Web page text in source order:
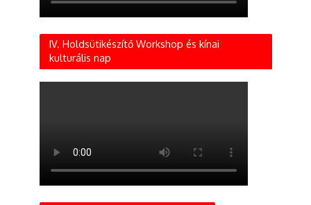
IV. Holdsütikészítő Workshop és kínai
kulturális nap